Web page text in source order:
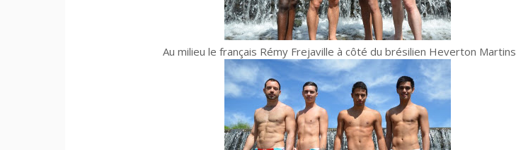
Au milieu le français Rémy Frejaville à côté du brésilien Heverton Martins